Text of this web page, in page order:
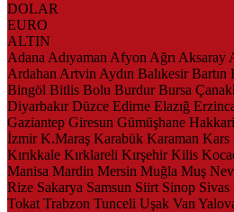
DOLAR
EURO
ALTIN
Adana Adıyaman Afyon Ağrı Aksaray
Ardahan Artvin Aydın Balıkesir Bartın
Bingöl Bitlis Bolu Burdur Bursa
Diyarbakır Düzce Edirne Elazığ
Gaziantep Giresun Gümüşhane Hakkari
İzmir K.Maraş Karabük Karaman Kars
Kırıkkale Kırklareli Kırşehir Kilis
Manisa Mardin Mersin Muğla Muş
Rize Sakarya Samsun Siirt Sinop Sivas
Tokat Trabzon Tunceli Uşak Van